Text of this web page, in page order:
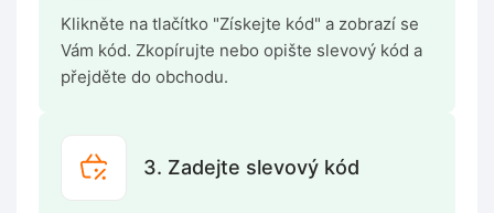
Klikněte na tlačítko "Získejte kód" a zobrazí se
Vám kód. Zkopírujte nebo opište slevový kód a
přejděte do obchodu.
3. Zadejte slevový kód